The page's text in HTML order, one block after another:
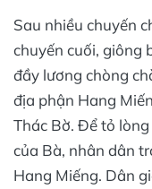
Sau nhiều chuyến
chuyến cuối, giông
đầy lương chòng
địa phận Hang
Thác Bờ. Để tỏ
của Bà, nhân dân
Hang Miếng. Dân